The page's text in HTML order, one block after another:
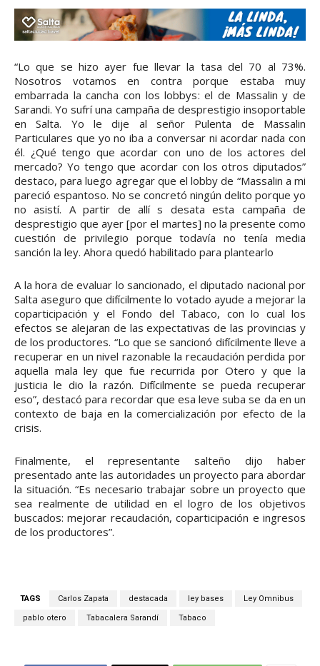
“Lo que se hizo ayer fue llevar la tasa del 70 al 73%.
Nosotros votamos en contra porque estaba muy
embarrada la cancha con los lobbys: el de Massalin y de
Sarandi. Yo sufrí una campaña de desprestigio insoportable
en Salta. Yo le dije al señor Pulenta de Massalin
Particulares que yo no iba a conversar ni acordar nada con
él. ¿Qué tengo que acordar con uno de los actores del
mercado? Yo tengo que acordar con los otros diputados”
destaco, para luego agregar que el lobby de “Massalin a mi
pareció espantoso. No se concretó ningún delito porque yo
no asistí. A partir de allí s desata esta campaña de
desprestigio que ayer [por el martes] no la presente como
cuestión de privilegio porque todavía no tenía media
sanción la ley. Ahora quedó habilitado para plantearlo
A la hora de evaluar lo sancionado, el diputado nacional por
Salta aseguro que difícilmente lo votado ayude a mejorar la
coparticipación y el Fondo del Tabaco, con lo cual los
efectos se alejaran de las expectativas de las provincias y
de los productores. “Lo que se sancionó difícilmente lleve a
recuperar en un nivel razonable la recaudación perdida por
aquella mala ley que fue recurrida por Otero y que la
justicia le dio la razón. Difícilmente se pueda recuperar
eso”, destacó para recordar que esa leve suba se da en un
contexto de baja en la comercialización por efecto de la
crisis.
Finalmente, el representante salteño dijo haber
presentado ante las autoridades un proyecto para abordar
la situación. “Es necesario trabajar sobre un proyecto que
sea realmente de utilidad en el logro de los objetivos
buscados: mejorar recaudación, coparticipación e ingresos
de los productores”.
TAGS Carlos Zapata destacada ley bases Ley Omnibus
pablo otero Tabacalera Sarandí Tabaco